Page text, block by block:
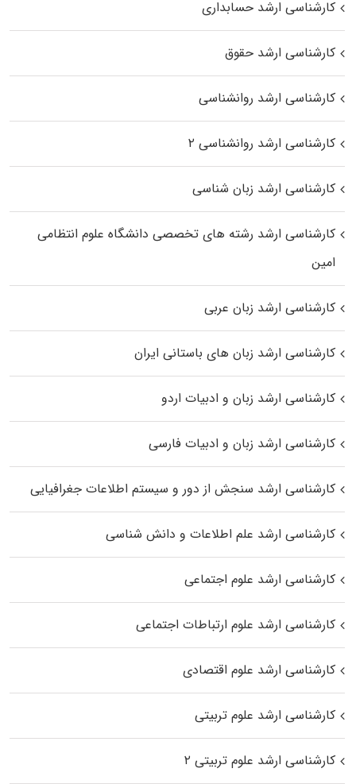
کارشناسی ارشد حسابداری
کارشناسی ارشد حقوق
کارشناسی ارشد روانشناسی
کارشناسی ارشد روانشناسی ۲
کارشناسی ارشد زبان شناسی
کارشناسی ارشد رﺷﺘﻪ ﻫﺎی تخصصی داﻧﺸﮕﺎه ﻋﻠﻮم انتظامی
اﻣﻴﻦ
کارشناسی ارشد زبان عربی
کارشناسی ارشد زبان‌ های باستانی ایران
کارشناسی ارشد زبان و ادبیات اردو
کارشناسی ارشد زبان و ادبیات فارسی
کارشناسی ارشد سنجش از دور و سیستم اطلاعات جغرافیایی
کارشناسی ارشد علم اطلاعات و دانش شناسی
کارشناسی ارشد علوم اجتماعی
کارشناسی ارشد علوم ارتباطات اجتماعی
کارشناسی ارشد علوم اقتصادی
کارشناسی ارشد علوم تربیتی
کارشناسی ارشد علوم تربیتی ۲